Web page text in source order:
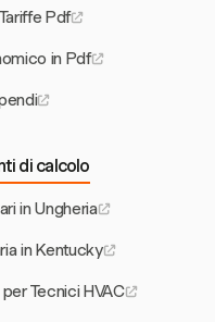
Pdf
in Pdf
di calcolo
in Ungheria
in Kentucky
Tecnici HVAC